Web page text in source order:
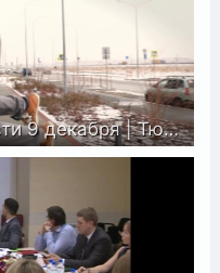
Распродажа недвижимости 9 декабря | Тюмень